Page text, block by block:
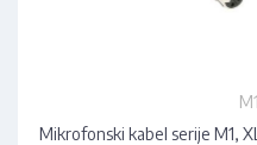
Mikrofonski kabel serije M1,